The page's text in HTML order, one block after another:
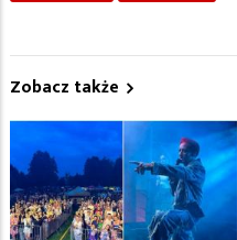
Zobacz także